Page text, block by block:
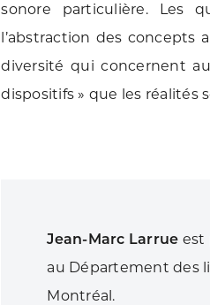
sonore particulière. Les
l’abstraction des
diversité qui concernent
dispositifs » que les réalités
Jean-Marc Larrue est
au Département des
Montréal.